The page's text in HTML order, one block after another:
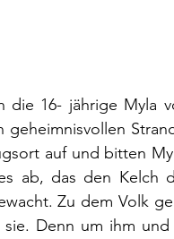
die 16- jährige Myla
auf und bitten
ab, das den Kelch
Zu dem Volk
Denn um ihm und